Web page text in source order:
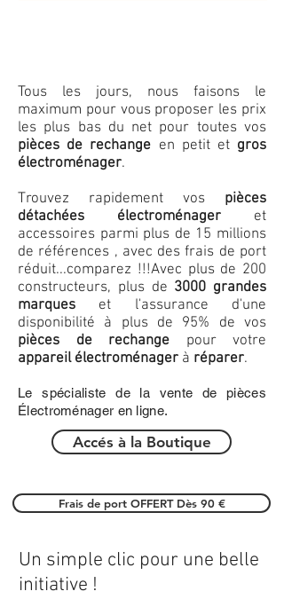
Tous les jours, nous faisons le
maximum pour vous proposer les prix
les plus bas du net pour toutes vos
pièces de rechange en petit et gros
électroménager.
Trouvez rapidement vos pièces
détachées électroménager et
accessoires parmi plus de 15 millions
de références , avec des frais de port
réduit...comparez !!!Avec plus de 200
constructeurs, plus de 3000 grandes
marques et l'assurance d'une
disponibilité à plus de 95% de vos
pièces de rechange pour votre
appareil électroménager à réparer.
Le spécialiste de la vente de pièces
Électroménager en ligne.
Accés à la Boutique
Frais de port OFFERT Dès 90 €
Un simple clic pour une belle
initiative !